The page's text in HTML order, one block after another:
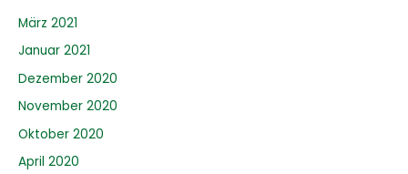
März 2021
Januar 2021
Dezember 2020
November 2020
Oktober 2020
April 2020